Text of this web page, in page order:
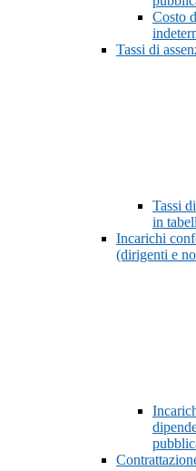
Costo
Tassi di
Tassi
in
Incarichi
(dirigenti e